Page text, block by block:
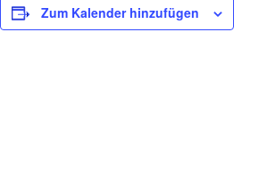
Zum Kalender hinzufügen